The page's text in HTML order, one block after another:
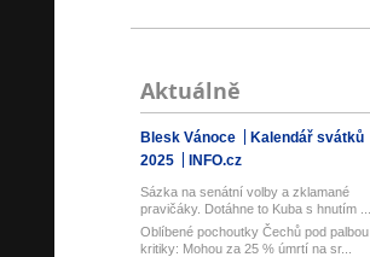
Aktuálně
Blesk Vánoce
Kalendář svátků
2025
INFO.cz
Sázka na senátní volby a zklamané
pravičáky. Dotáhne to Kuba s hnutím ...
Oblíbené pochoutky Čechů pod palbou
kritiky: Mohou za 25 % úmrtí na sr...